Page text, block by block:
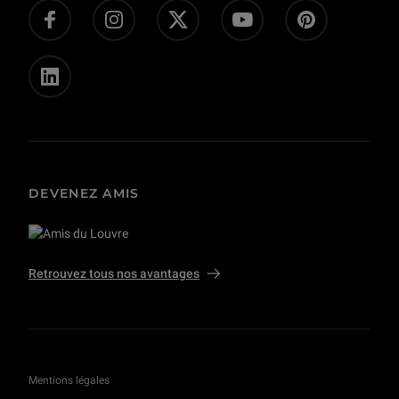
Presse
Privatisations et tournages
DEVENEZ AMIS
Retrouvez tous nos avantages
Mentions légales